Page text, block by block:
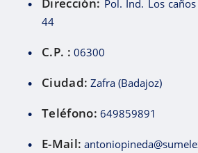
Pol. Ind. Los
44
C.P. : 06300
Ciudad: Zafra (Badajoz)
Teléfono: 649859891
E-Mail: